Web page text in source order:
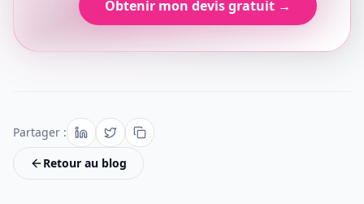
Obtenir mon devis gratuit →
Partager :
Retour au blog